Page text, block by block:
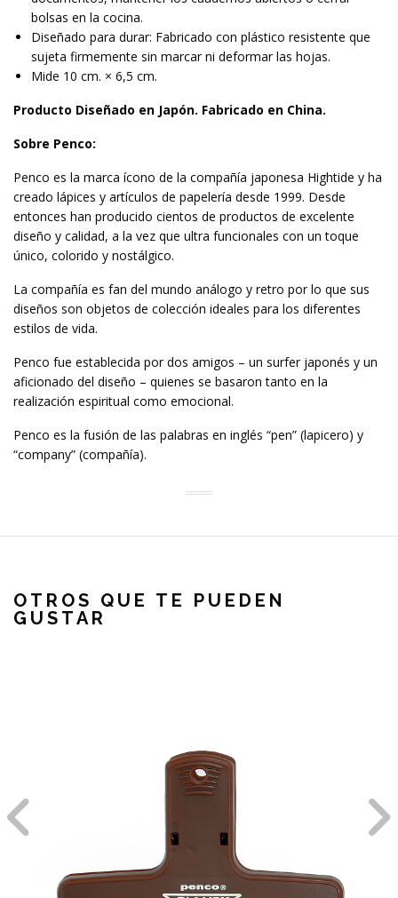
bolsas en la cocina.
Diseñado para durar: Fabricado con plástico resistente que
sujeta firmemente sin marcar ni deformar las hojas.
Mide 10 cm. × 6,5 cm.
Producto Diseñado en Japón. Fabricado en China.
Sobre Penco:
Penco es la marca ícono de la compañía japonesa Hightide y ha
creado lápices y artículos de papelería desde 1999. Desde
entonces han producido cientos de productos de excelente
diseño y calidad, a la vez que ultra funcionales con un toque
único, colorido y nostálgico.
La compañía es fan del mundo análogo y retro por lo que sus
diseños son objetos de colección ideales para los diferentes
estilos de vida.
Penco fue establecida por dos amigos – un surfer japonés y un
aficionado del diseño – quienes se basaron tanto en la
realización espiritual como emocional.
Penco es la fusión de las palabras en inglés “pen” (lapicero) y
“company” (compañía).
OTROS QUE TE PUEDEN
GUSTAR